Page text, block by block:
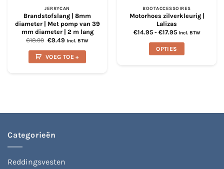
JERRYCAN
Brandstofslang | 8mm
diameter | Met pomp van 39
mm diameter | 2 m lang
€18.99 Oorspronkelijke
was:
€18.99.
€9.49Huidige
is:
€9.49.
Incl. BTW
VOEG TOE +
BOOTACCESSOIRES
Motorhoes zilverkleurig |
Lalizas
€14.95 - €17.95Prijsklasse:
tot
€17.95
Incl. BTW
OPTIES
Categorieën
Reddingsvesten